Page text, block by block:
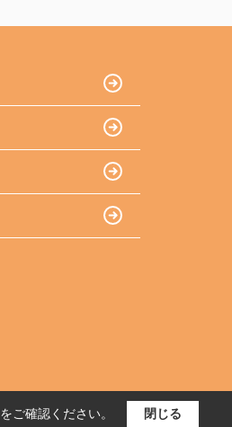
をご確認ください。 閉じる